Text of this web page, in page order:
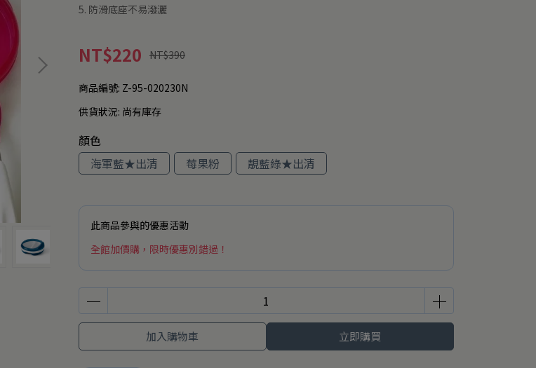
5. 防滑底座不易潑灑
NT$220 NT$390
商品編號: Z-95-020230N
供貨狀況: 尚有庫存
顏色
海軍藍★出清
莓果粉 靚藍綠★出清
此商品參與的優惠活動
全館加價購，限時優惠別錯過！
加入購物車 立即購買